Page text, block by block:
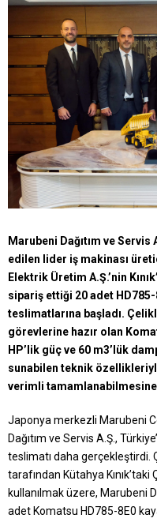
Marubeni Dağıtım ve Servis
edilen lider iş makinası
Elektrik Üretim A.Ş.’nin
sipariş ettiği 20 adet
teslimatlarına başladı.
görevlerine hazır olan
HP’lik güç ve 60 m3’lük
sunabilen teknik
verimli
Japonya merkezli Marubeni
Dağıtım ve Servis A.Ş.,
teslimatı daha gerçekleştirdi.
tarafından Kütahya
kullanılmak üzere, Marubeni
adet Komatsu HD785-8E0